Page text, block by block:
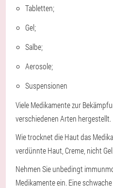
Tabletten;
Gel;
Salbe;
Aerosole;
Suspensionen
Viele Medikamente zur
verschiedenen Arten hergestellt.
Wie trocknet die Haut das
verdünnte Haut, Creme, nicht Gel.
Nehmen Sie unbedingt
Medikamente ein. Eine